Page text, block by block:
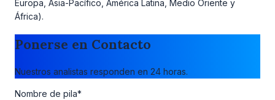
Europa, Asia-Pacífico, América Latina, Medio Oriente y
África).
Ponerse en Contacto
Nuestros analistas responden en 24 horas.
Nombre de pila*